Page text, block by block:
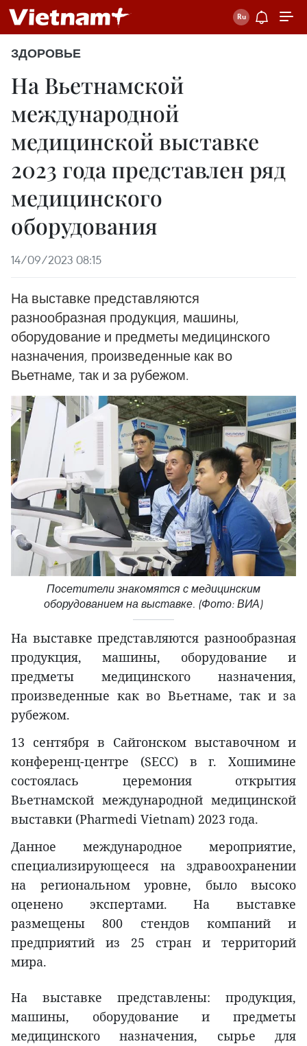
ЗДОРОВЬЕ
На Вьетнамской
международной
медицинской выставке
2023 года представлен ряд
медицинского
оборудования
14/09/2023 08:15
На выставке представляются
разнообразная продукция, машины,
оборудование и предметы медицинского
назначения, произведенные как во
Вьетнаме, так и за рубежом.
Посетители знакомятся с медицинским
оборудованием на выставке. (Фото: ВИА)
На выставке представляются разнообразная
продукция, машины, оборудование и
предметы медицинского назначения,
произведенные как во Вьетнаме, так и за
рубежом.
13 сентября в Сайгонском выставочном и
конференц-центре (SECC) в г. Хошимине
состоялась церемония открытия
Вьетнамской международной медицинской
выставки (Pharmedi Vietnam) 2023 года.
Данное международное мероприятие,
специализирующееся на здравоохранении
на региональном уровне, было высоко
оценено экспертами. На выставке
размещены 800 стендов компаний и
предприятий из 25 стран и территорий
мира.
На выставке представлены: продукция,
машины, оборудование и предметы
медицинского назначения, сырье для